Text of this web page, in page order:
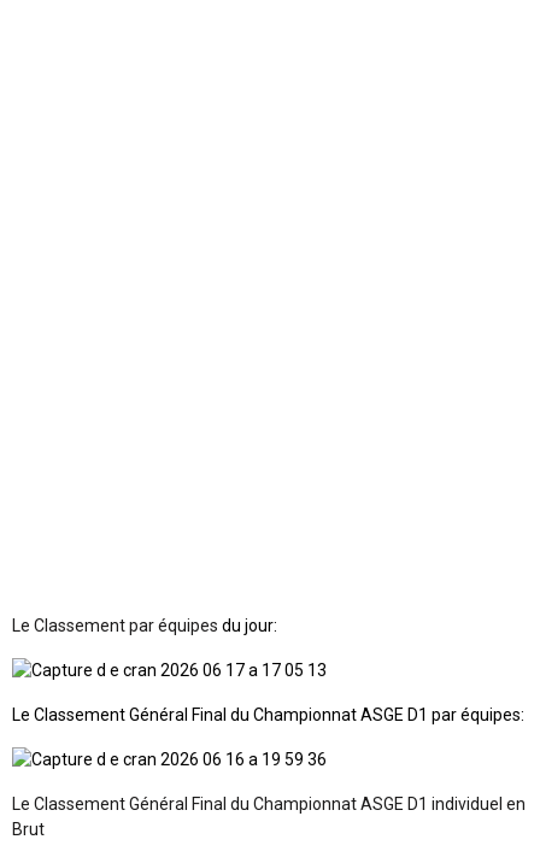
Le Classement par équipes du jour:
Le Classement Général Final du Championnat ASGE D1 par équipes:
Le Classement Général Final du Championnat ASGE D1 individuel en
Brut